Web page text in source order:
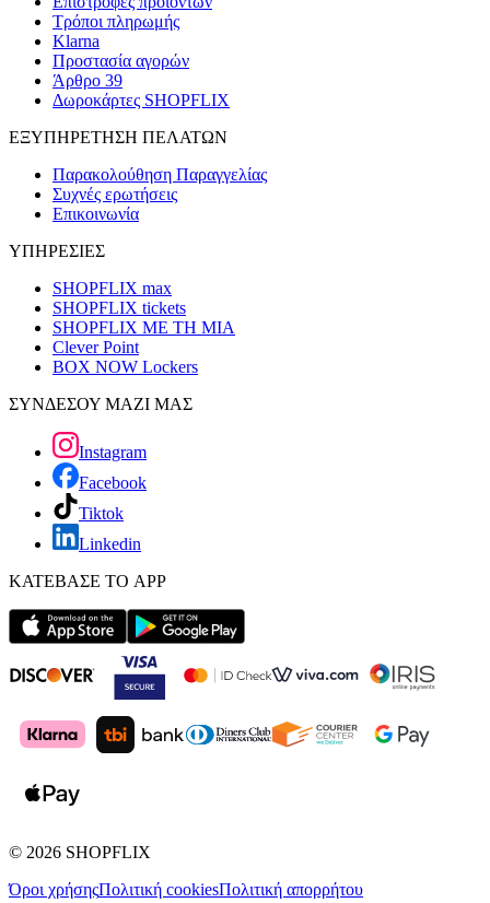
Τρόποι πληρωμής
Klarna
Προστασία αγορών
Άρθρο 39
Δωροκάρτες SHOPFLIX
ΕΞΥΠΗΡΕΤΗΣΗ ΠΕΛΑΤΩΝ
Παρακολούθηση Παραγγελίας
Συχνές ερωτήσεις
Επικοινωνία
ΥΠΗΡΕΣΙΕΣ
SHOPFLIX max
SHOPFLIX tickets
SHOPFLIX ΜΕ ΤΗ ΜΙΑ
Clever Point
BOX NOW Lockers
ΣΥΝΔΕΣΟΥ ΜΑΖΙ ΜΑΣ
Instagram
Facebook
Tiktok
Linkedin
ΚΑΤΕΒΑΣΕ ΤΟ APP
© 2026 SHOPFLIX
Όροι χρήσηςΠολιτική cookiesΠολιτική απορρήτου